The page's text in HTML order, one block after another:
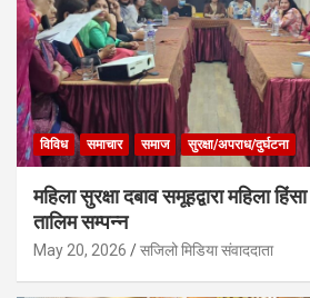
विविध समाचार समाज सुरक्षा/अपराध/दुर्घटना
महिला सुरक्षा दबाव समूहद्वारा महिला
तालिम सम्पन्न
May 20, 2026 सजिलो मिडिया संवाददाता